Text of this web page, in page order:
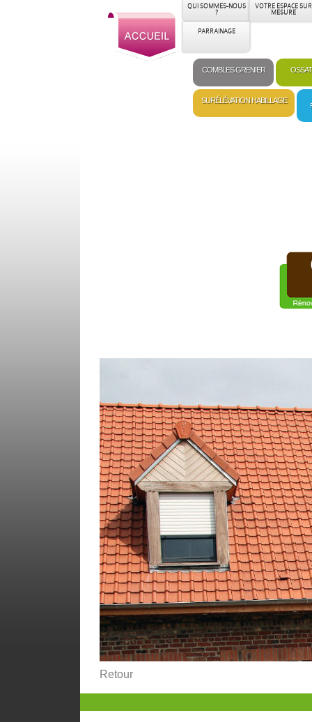
QUI SOMMES-NOUS
?
VOTRE ESPACE SUR
MESURE
PARRAINAGE
COMBLES GRENIER
SURÉLÉVATION HABILLAGE
Retour